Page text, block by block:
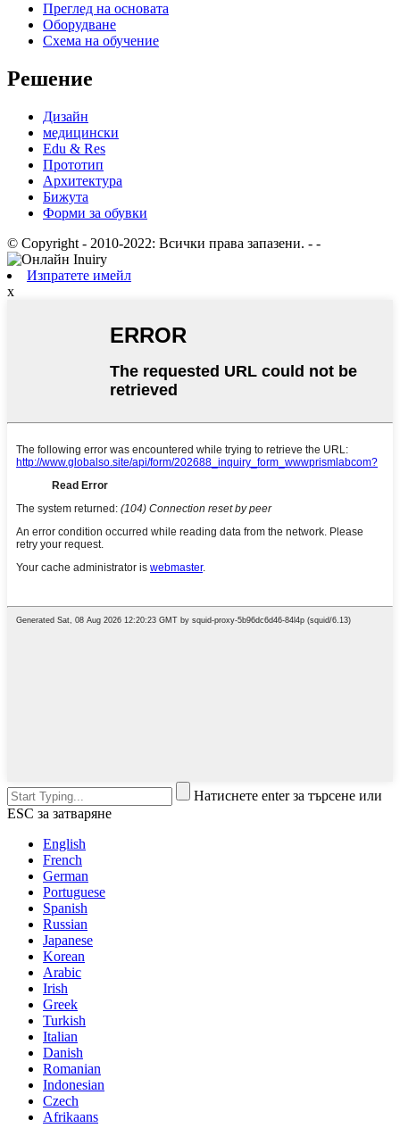
Преглед на основата
Оборудване
Схема на обучение
Решение
Дизайн
медицински
Edu & Res
Прототип
Архитектура
Бижута
Форми за обувки
© Copyright - 2010-2022: Всички права запазени. - -
Изпратете имейл
x
Натиснете enter за търсене или
ESC за затваряне
English
French
German
Portuguese
Spanish
Russian
Japanese
Korean
Arabic
Irish
Greek
Turkish
Italian
Danish
Romanian
Indonesian
Czech
Afrikaans